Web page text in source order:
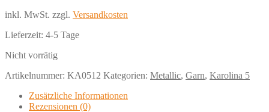
inkl. MwSt. zzgl. Versandkosten
Lieferzeit: 4-5 Tage
Nicht vorrätig
Artikelnummer: KA0512 Kategorien: Metallic, Garn, Karolina 5
Zusätzliche Informationen
Rezensionen (0)